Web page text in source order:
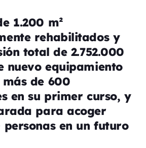
1.200 m²
rehabilitados y
total de 2.752.000
nuevo equipamiento
de 600
en su primer curso, y
para acoger
en un futuro